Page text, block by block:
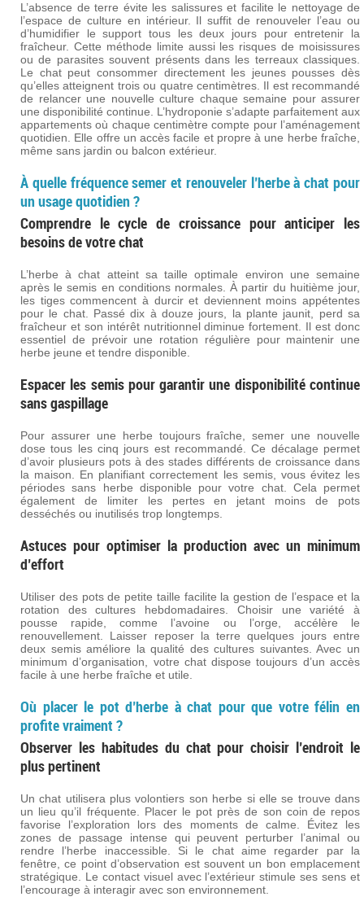
L’absence de terre évite les salissures et facilite le nettoyage de
l’espace de culture en intérieur. Il suffit de renouveler l’eau ou
d’humidifier le support tous les deux jours pour entretenir la
fraîcheur. Cette méthode limite aussi les risques de moisissures
ou de parasites souvent présents dans les terreaux classiques.
Le chat peut consommer directement les jeunes pousses dès
qu’elles atteignent trois ou quatre centimètres. Il est recommandé
de relancer une nouvelle culture chaque semaine pour assurer
une disponibilité continue. L’hydroponie s’adapte parfaitement aux
appartements où chaque centimètre compte pour l’aménagement
quotidien. Elle offre un accès facile et propre à une herbe fraîche,
même sans jardin ou balcon extérieur.
À quelle fréquence semer et renouveler l’herbe à chat pour
un usage quotidien ?
Comprendre le cycle de croissance pour anticiper les
besoins de votre chat
L’herbe à chat atteint sa taille optimale environ une semaine
après le semis en conditions normales. À partir du huitième jour,
les tiges commencent à durcir et deviennent moins appétentes
pour le chat. Passé dix à douze jours, la plante jaunit, perd sa
fraîcheur et son intérêt nutritionnel diminue fortement. Il est donc
essentiel de prévoir une rotation régulière pour maintenir une
herbe jeune et tendre disponible.
Espacer les semis pour garantir une disponibilité continue
sans gaspillage
Pour assurer une herbe toujours fraîche, semer une nouvelle
dose tous les cinq jours est recommandé. Ce décalage permet
d’avoir plusieurs pots à des stades différents de croissance dans
la maison. En planifiant correctement les semis, vous évitez les
périodes sans herbe disponible pour votre chat. Cela permet
également de limiter les pertes en jetant moins de pots
desséchés ou inutilisés trop longtemps.
Astuces pour optimiser la production avec un minimum
d’effort
Utiliser des pots de petite taille facilite la gestion de l’espace et la
rotation des cultures hebdomadaires. Choisir une variété à
pousse rapide, comme l’avoine ou l’orge, accélère le
renouvellement. Laisser reposer la terre quelques jours entre
deux semis améliore la qualité des cultures suivantes. Avec un
minimum d’organisation, votre chat dispose toujours d’un accès
facile à une herbe fraîche et utile.
Où placer le pot d’herbe à chat pour que votre félin en
profite vraiment ?
Observer les habitudes du chat pour choisir l’endroit le
plus pertinent
Un chat utilisera plus volontiers son herbe si elle se trouve dans
un lieu qu’il fréquente. Placer le pot près de son coin de repos
favorise l’exploration lors des moments de calme. Évitez les
zones de passage intense qui peuvent perturber l’animal ou
rendre l’herbe inaccessible. Si le chat aime regarder par la
fenêtre, ce point d’observation est souvent un bon emplacement
stratégique. Le contact visuel avec l’extérieur stimule ses sens et
l’encourage à interagir avec son environnement.